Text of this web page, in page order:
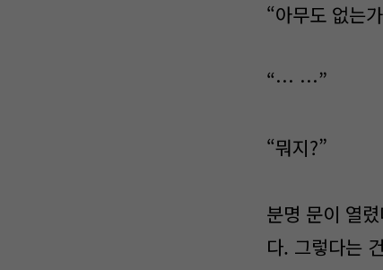
“아무도 없는
“… …”
“뭐지?”
분명 문이 열
다. 그렇다는